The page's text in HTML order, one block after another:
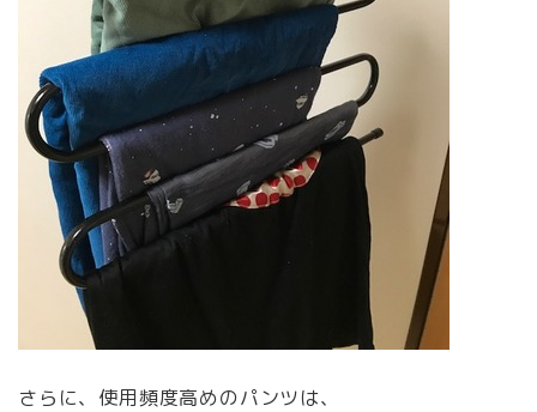
さらに、使用頻度高めのパンツは、